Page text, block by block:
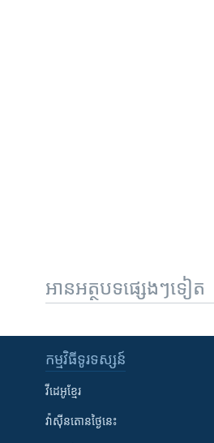
អានអត្ថបទផ្សេងៗទៀត
កម្មវិធី​ទូរទស្សន៍
វីដេអូ​ខ្មែរ
វ៉ាស៊ីនតោន​ថ្ងៃ​នេះ